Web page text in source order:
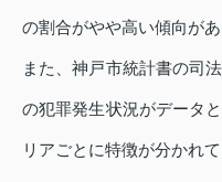
の割合がやや高い傾向があ
また、神戸市統計書の司
の犯罪発生状況がデータ
リアごとに特徴が分かれて